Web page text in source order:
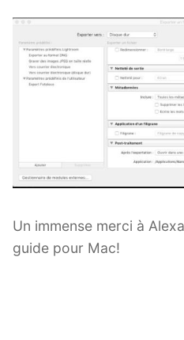
Un immense merci à
guide pour Mac!